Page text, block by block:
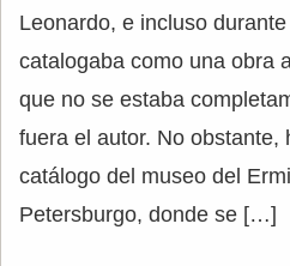
Leonardo, e incluso
catalogaba como una obra
que no se estaba
fuera el autor. No obstante,
catálogo del museo del
Petersburgo, donde se […]